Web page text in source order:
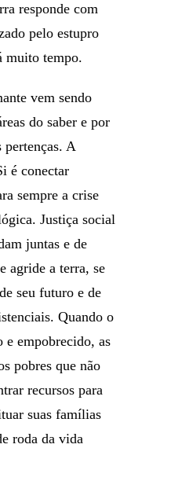
responde com
pelo estupro
muito tempo.
vem sendo
do saber e por
pertenças. A
é conectar
sempre a crise
Justiça social
juntas e de
agride a terra, se
seu futuro e de
Quando o
e empobrecido, as
pobres que não
recursos para
suas famílias
roda da vida